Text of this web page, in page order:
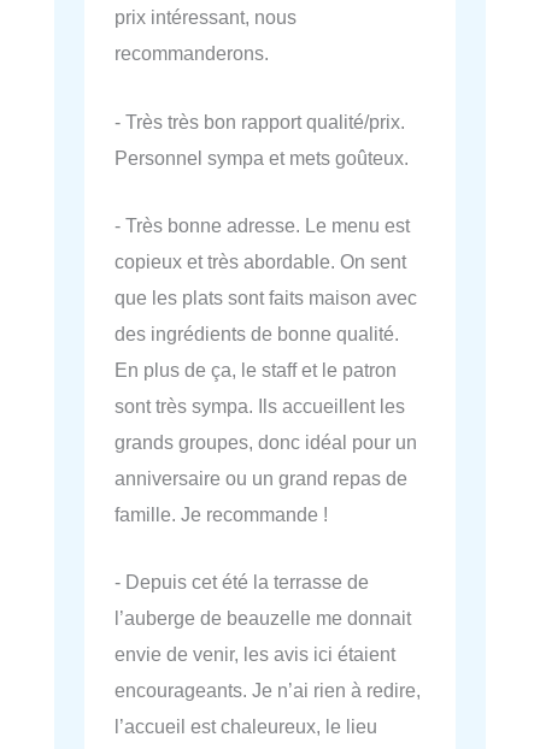
prix intéressant, nous
recommanderons.
- Très très bon rapport qualité/prix.
Personnel sympa et mets goûteux.
- Très bonne adresse. Le menu est
copieux et très abordable. On sent
que les plats sont faits maison avec
des ingrédients de bonne qualité.
En plus de ça, le staff et le patron
sont très sympa. Ils accueillent les
grands groupes, donc idéal pour un
anniversaire ou un grand repas de
famille. Je recommande !
- Depuis cet été la terrasse de
l’auberge de beauzelle me donnait
envie de venir, les avis ici étaient
encourageants. Je n’ai rien à redire,
l’accueil est chaleureux, le lieu